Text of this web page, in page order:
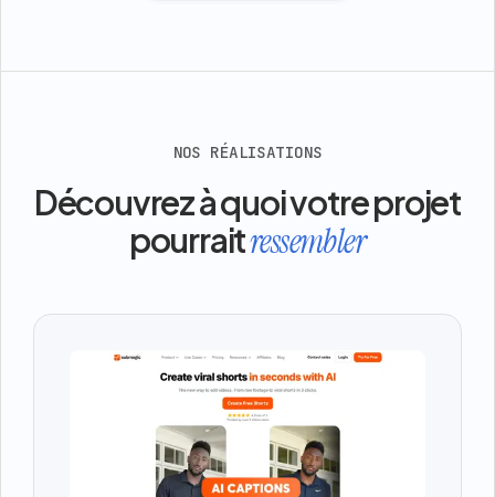
NOS RÉALISATIONS
Découvrez à quoi votre projet
pourraitressembler